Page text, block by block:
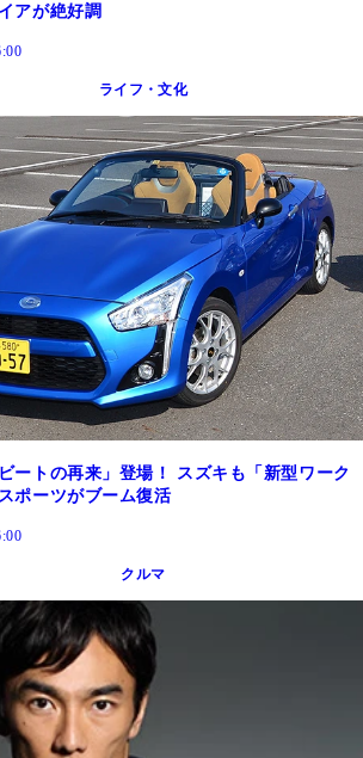
アが絶好調
ライフ・文化
ートの再来」登場！ スズキも「新型ワーク
ポーツがブーム復活
クルマ